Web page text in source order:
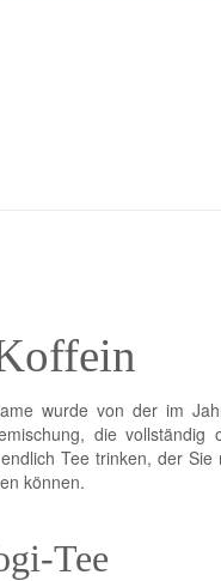
wurde von der im
die
Tee trinken, der
können.
Tee